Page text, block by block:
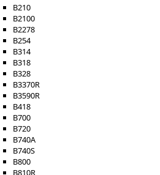
B210
B2100
B2278
B254
B314
B318
B328
B3370R
B3590R
B418
B700
B720
B740A
B740S
B800
B810R